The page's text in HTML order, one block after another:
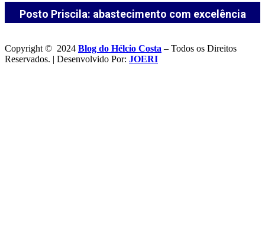
Posto Priscila: abastecimento com excelência
Copyright © 2024 Blog do Hélcio Costa – Todos os Direitos
Reservados. | Desenvolvido Por: JOERI